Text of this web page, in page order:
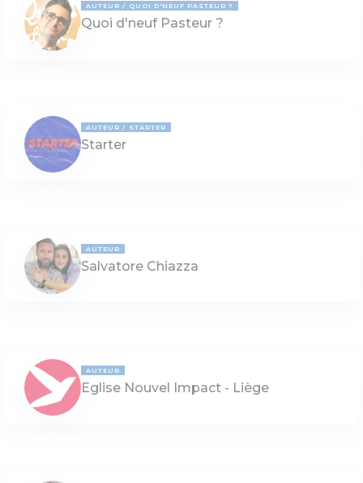
AUTEUR QUOI D'NEUF PASTEUR ?
Quoi d'neuf Pasteur ?
AUTEUR STARTER
Starter
AUTEUR
Salvatore Chiazza
AUTEUR
Eglise Nouvel Impact - Liège